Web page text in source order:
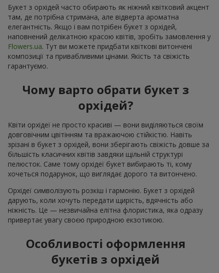
Букет з орхідей часто обирають як ніжний квітковий акцент
там, де потрібна стримана, але відверта ароматна
елегантність. Якщо і вам потрібен букет з орхідей,
наповнений делікатною красою квітів, зробіть замовлення у
Flowers.ua. Тут ви можете придбати квіткові витончені
композиції та привабливими цінами. Якість та свіжість
гарантуємо.
Чому варто обрати букет з
орхідей?
Квіти орхідеї не просто красиві — вони виділяються своїм
довговічним цвітінням та вражаючою стійкістю. Навіть
зрізані в букет з орхідей, вони зберігають свіжість довше за
більшість класичних квітів завдяки щільній структурі
пелюсток. Саме тому орхідеї букет вибирають ті, кому
хочеться подарунок, що виглядає дорого та витончено.
Орхідеї символізують розкіш і гармонію. Букет з орхідей
дарують, коли хочуть передати щирість, вдячність або
ніжність. Це — незвичайна елітна флористика, яка одразу
привертає увагу своєю природною екзотикою.
Особливості оформлення
букетів з орхідей